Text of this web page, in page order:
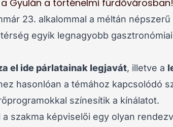
Gyulán a történelmi fürdővárosban!
23. alkalommal a méltán
egyik legnagyobb
el ide párlatainak legjavát, illetve a
hasonlóan a témához kapcsolódó
színesítik a kínálatot.
szakma képviselői egy olyan